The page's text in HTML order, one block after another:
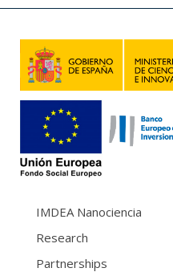
IMDEA Nanociencia
Research
Partnerships